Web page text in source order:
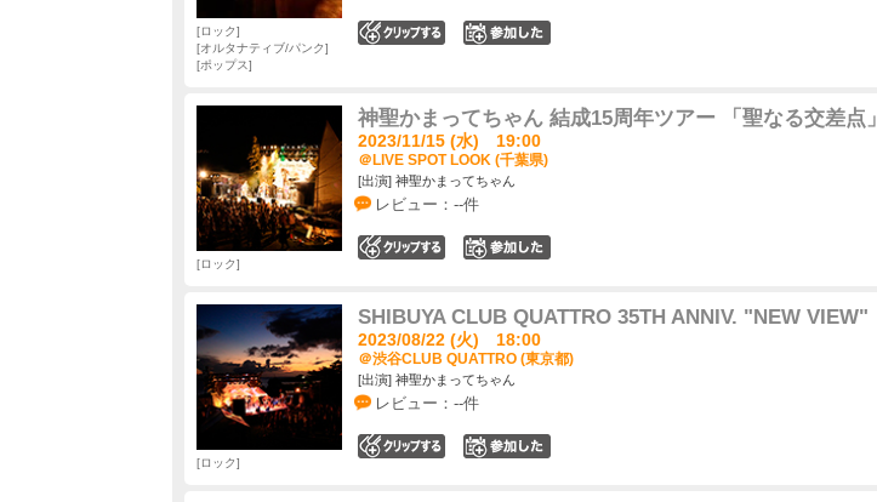
ロック
オルタナティブ/パンク
ポップス
神聖かまってちゃん 結成15周年ツアー 「聖なる交差点」
2023/11/15 (水) 19:00
＠LIVE SPOT LOOK (千葉県)
[出演] 神聖かまってちゃん
レビュー：--件
ロック
SHIBUYA CLUB QUATTRO 35TH ANNIV. "NEW VIEW"
2023/08/22 (火) 18:00
＠渋谷CLUB QUATTRO (東京都)
[出演] 神聖かまってちゃん
レビュー：--件
ロック